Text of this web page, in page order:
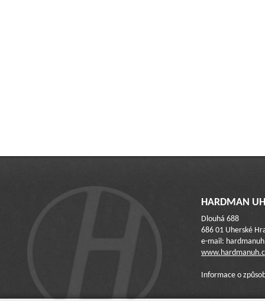
HARDMAN
Dlouhá 688
686 01 Uherské
e-mail:
Informace o